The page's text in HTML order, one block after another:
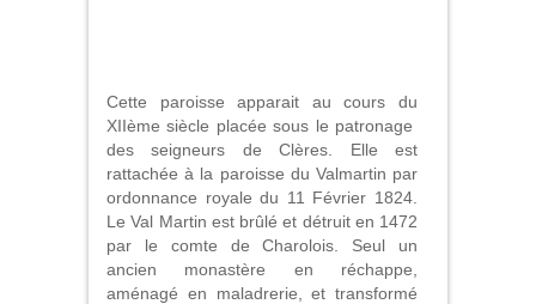
Cette paroisse apparait au cours du
XIIème siècle placée sous le patronage
des seigneurs de Clères. Elle est
rattachée à la paroisse du Valmartin par
ordonnance royale du 11 Février 1824.
Le Val Martin est brûlé et détruit en 1472
par le comte de Charolois. Seul un
ancien monastère en réchappe,
aménagé en maladrerie, et transformé